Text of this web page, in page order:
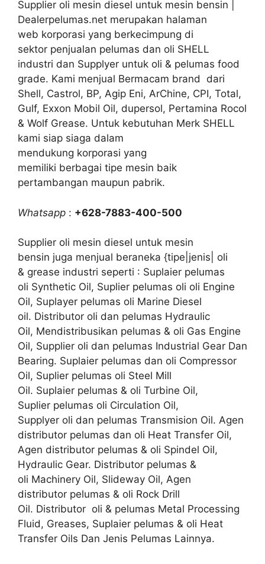
Supplier oli mesin diesel untuk mesin bensin |
Dealerpelumas.net merupakan halaman
web korporasi yang berkecimpung di
sektor penjualan pelumas dan oli SHELL
industri dan Supplyer untuk oli & pelumas food
grade. Kami menjual Bermacam brand dari
Shell, Castrol, BP, Agip Eni, ArChine, CPI, Total,
Gulf, Exxon Mobil Oil, dupersol, Pertamina Rocol
& Wolf Grease. Untuk kebutuhan Merk SHELL
kami siap siaga dalam
mendukung korporasi yang
memiliki berbagai tipe mesin baik
pertambangan maupun pabrik.
Whatsapp : +628-7883-400-500
Supplier oli mesin diesel untuk mesin
bensin juga menjual beraneka {tipe|jenis| oli
& grease industri seperti : Suplaier pelumas
oli Synthetic Oil, Suplier pelumas oli oli Engine
Oil, Suplayer pelumas oli Marine Diesel
oil. Distributor oli dan pelumas Hydraulic
Oil, Mendistribusikan pelumas & oli Gas Engine
Oil, Supplier oli dan pelumas Industrial Gear Dan
Bearing. Suplaier pelumas dan oli Compressor
Oil, Suplier pelumas oli Steel Mill
Oil. Suplaier pelumas & oli Turbine Oil,
Suplier pelumas oli Circulation Oil,
Supplyer oli dan pelumas Transmision Oil. Agen
distributor pelumas dan oli Heat Transfer Oil,
Agen distributor pelumas & oli Spindel Oil,
Hydraulic Gear. Distributor pelumas &
oli Machinery Oil, Slideway Oil, Agen
distributor pelumas & oli Rock Drill
Oil. Distributor oli & pelumas Metal Processing
Fluid, Greases, Suplaier pelumas & oli Heat
Transfer Oils Dan Jenis Pelumas Lainnya.